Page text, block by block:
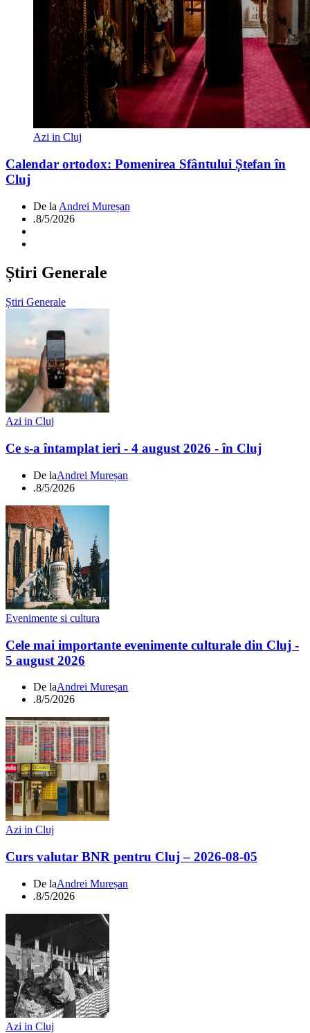
Azi in Cluj
Calendar ortodox: Pomenirea Sfântului Ștefan în
Cluj
De la Andrei Mureșan
.8/5/2026
Știri Generale
Știri Generale
Azi in Cluj
Ce s-a întamplat ieri - 4 august 2026 - în Cluj
De laAndrei Mureșan
.8/5/2026
Evenimente si cultura
Cele mai importante evenimente culturale din Cluj -
5 august 2026
De laAndrei Mureșan
.8/5/2026
Azi in Cluj
Curs valutar BNR pentru Cluj – 2026-08-05
De laAndrei Mureșan
.8/5/2026
Azi in Cluj